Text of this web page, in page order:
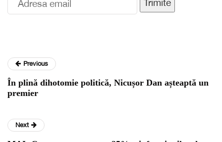
Trimite
Previous
În plină dihotomie politică, Nicușor Dan așteaptă un
premier
Next